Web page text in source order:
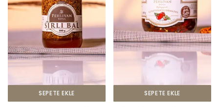
SEPETE EKLE SEPETE EKLE